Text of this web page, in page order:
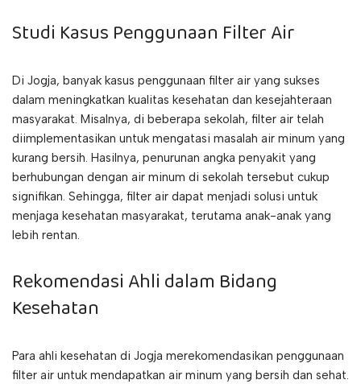
Studi Kasus Penggunaan Filter Air
Di Jogja, banyak kasus penggunaan filter air yang sukses
dalam meningkatkan kualitas kesehatan dan kesejahteraan
masyarakat. Misalnya, di beberapa sekolah, filter air telah
diimplementasikan untuk mengatasi masalah air minum yang
kurang bersih. Hasilnya, penurunan angka penyakit yang
berhubungan dengan air minum di sekolah tersebut cukup
signifikan. Sehingga, filter air dapat menjadi solusi untuk
menjaga kesehatan masyarakat, terutama anak-anak yang
lebih rentan.
Rekomendasi Ahli dalam Bidang
Kesehatan
Para ahli kesehatan di Jogja merekomendasikan penggunaan
filter air untuk mendapatkan air minum yang bersih dan sehat.